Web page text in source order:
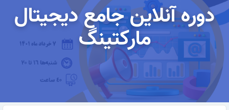
دوره آنلاین جامع دیجیتال
مارکتینگ